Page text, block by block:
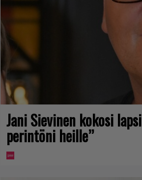
Jani Sievinen kokosi
perintöni heille”